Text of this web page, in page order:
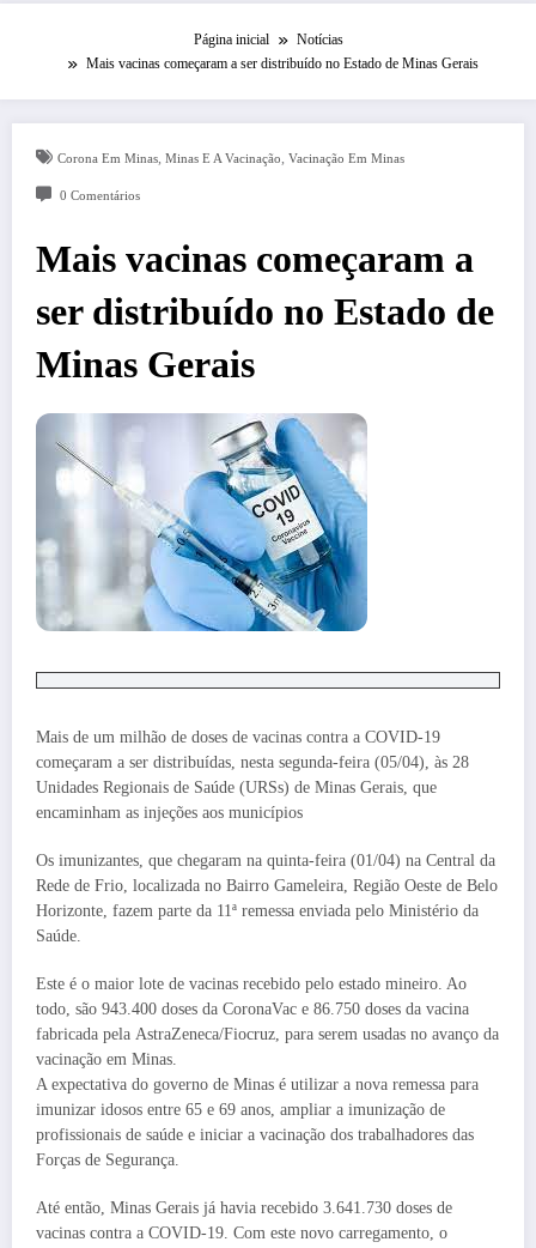
Página inicial
Notícias
Mais vacinas começaram a ser distribuído no Estado de Minas Gerais
Corona Em Minas, Minas E A Vacinação, Vacinação Em Minas
0 Comentários
Mais vacinas começaram a
ser distribuído no Estado de
Minas Gerais
Mais de um milhão de doses de vacinas contra a COVID-19
começaram a ser distribuídas, nesta segunda-feira (05/04), às 28
Unidades Regionais de Saúde (URSs) de Minas Gerais, que
encaminham as injeções aos municípios
Os imunizantes, que chegaram na quinta-feira (01/04) na Central da
Rede de Frio, localizada no Bairro Gameleira, Região Oeste de Belo
Horizonte, fazem parte da 11ª remessa enviada pelo Ministério da
Saúde.
Este é o maior lote de vacinas recebido pelo estado mineiro. Ao
todo, são 943.400 doses da CoronaVac e 86.750 doses da vacina
fabricada pela AstraZeneca/Fiocruz, para serem usadas no avanço da
vacinação em Minas.
A expectativa do governo de Minas é utilizar a nova remessa para
imunizar idosos entre 65 e 69 anos, ampliar a imunização de
profissionais de saúde e iniciar a vacinação dos trabalhadores das
Forças de Segurança.
Até então, Minas Gerais já havia recebido 3.641.730 doses de
vacinas contra a COVID-19. Com este novo carregamento, o